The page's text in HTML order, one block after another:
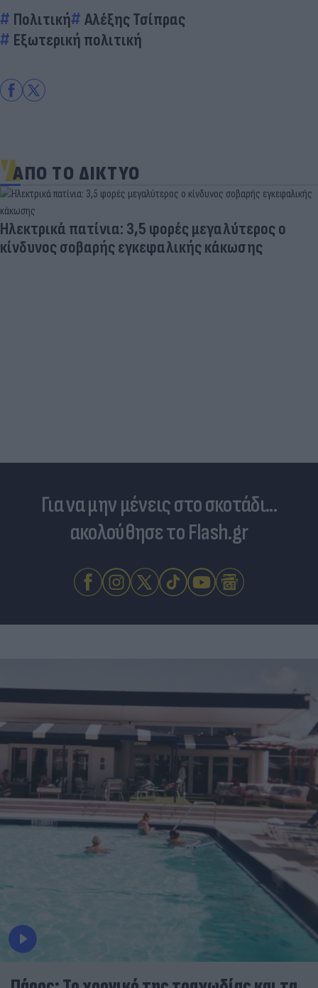
Πολιτική
Αλέξης Τσίπρας
Εξωτερική πολιτική
ΑΠΟ ΤΟ ΔΙΚΤΥΟ
Ηλεκτρικά πατίνια: 3,5 φορές μεγαλύτερος ο
κίνδυνος σοβαρής εγκεφαλικής κάκωσης
Για να μην μένεις στο σκοτάδι...
ακολούθησε το Flash.gr